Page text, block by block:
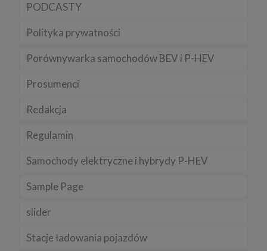
PODCASTY
Polityka prywatności
Porównywarka samochodów BEV i P-HEV
Prosumenci
Redakcja
Regulamin
Samochody elektryczne i hybrydy P-HEV
Sample Page
slider
Stacje ładowania pojazdów